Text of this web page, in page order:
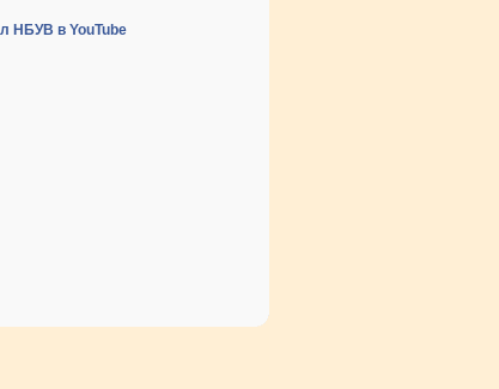
НБУВ в YouTube